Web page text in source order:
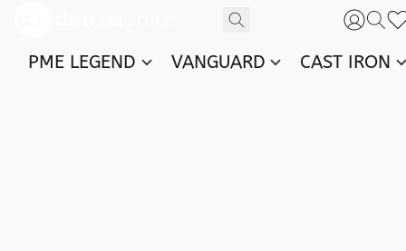
PME LEGEND VANGUARD CAST IRON